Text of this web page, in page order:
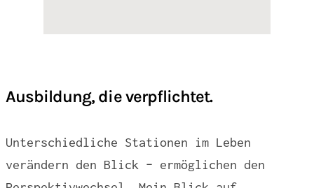
Ausbildung, die verpflichtet.
Unterschiedliche Stationen im Leben
verändern den Blick – ermöglichen den